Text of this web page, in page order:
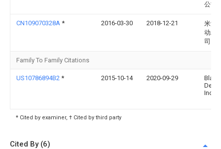
公司
CN109070328A * 2016-03-30 2018-12-21
米沃
动工
司
Family To Family Citations
US10786894B2 * 2015-10-14 2020-09-29
Inc.
* Cited by examiner, † Cited by third party
Cited By (6)